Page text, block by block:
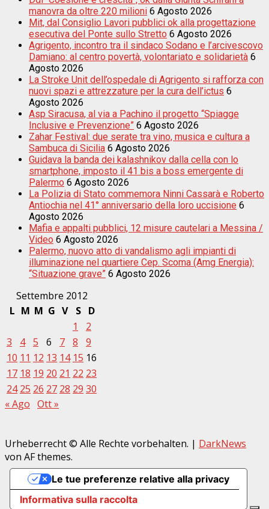
manovra da oltre 220 milioni 6 Agosto 2026
Mit, dal Consiglio Lavori pubblici ok alla progettazione
esecutiva del Ponte sullo Stretto 6 Agosto 2026
Agrigento, incontro tra il sindaco Sodano e l’arcivescovo
Damiano: al centro povertà, volontariato e solidarietà 6
Agosto 2026
La Stroke Unit dell’ospedale di Agrigento si rafforza con
nuovi spazi e attrezzature per la cura dell’ictus 6
Agosto 2026
Asp Siracusa, al via a Pachino il progetto “Spiagge
Inclusive e Prevenzione” 6 Agosto 2026
Zahar Festival: due serate tra vino, musica e cultura a
Sambuca di Sicilia 6 Agosto 2026
Guidava la banda dei kalashnikov dalla cella con lo
smartphone, imposto il 41 bis a boss emergente di
Palermo 6 Agosto 2026
La Polizia di Stato commemora Ninni Cassarà e Roberto
Antiochia nel 41° anniversario della loro uccisione 6
Agosto 2026
Mafia e appalti pubblici, 12 misure cautelari a Messina /
Video 6 Agosto 2026
Palermo, nuovo atto di vandalismo agli impianti di
illuminazione nel quartiere Cep. Scoma (Amg Energia):
“Situazione grave” 6 Agosto 2026
Settembre 2012
L M M G V S
D
1
2
3
4 5 6 7 8
9
10 11 12 13 14 15 16
17 18 19 20 21 22 23
24 25 26 27 28 29 30
« Ago Ott »
Urheberrecht © Alle Rechte vorbehalten. | DarkNews
von AF themes.
Informativa sulla raccolta
Le tue preferenze relative alla privacy